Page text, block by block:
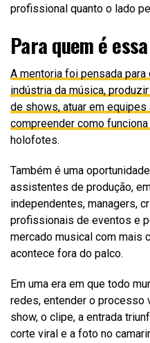
profissional quanto o lado
Para quem é
A mentoria foi pensada para
indústria da música,
de shows, atuar em
compreender como
holofotes.
Também é uma
assistentes de produção,
independentes, managers,
profissionais de eventos e
mercado musical com mais
acontece fora do palco.
Em uma era em que todo
redes, entender o processo
show, o clipe, a entrada
corte viral e a foto no